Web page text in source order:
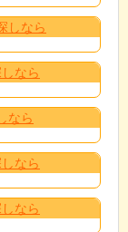
しなら
なら
なら
なら
なら